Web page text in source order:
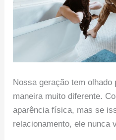
Nossa geração tem olhado
maneira muito diferente.
aparência física, mas se
relacionamento, ele nunca